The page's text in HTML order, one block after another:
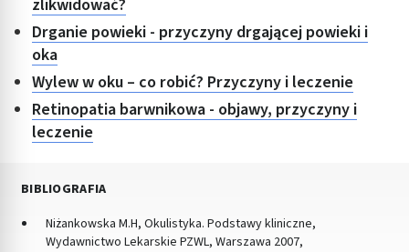
zlikwidować?
Drganie powieki - przyczyny drgającej powieki i
oka
Wylew w oku – co robić? Przyczyny i leczenie
Retinopatia barwnikowa - objawy, przyczyny i
leczenie
BIBLIOGRAFIA
Niżankowska M.H, Okulistyka. Podstawy kliniczne,
Wydawnictwo Lekarskie PZWL, Warszawa 2007,